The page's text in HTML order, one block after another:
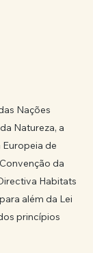
Nações
Natureza, a
de
da
Habitats
além da Lei
princípios